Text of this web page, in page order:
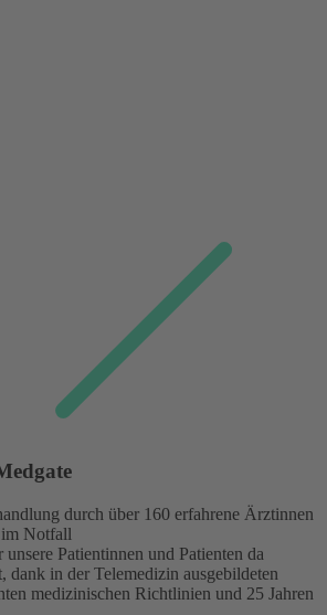
durch über 160 erfahrene Ärztinnen
Notfall
Patientinnen und Patienten da
dank in der Telemedizin ausgebildeten
medizinischen Richtlinien und 25 Jahren